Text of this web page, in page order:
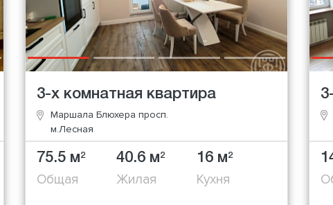
3-х комнатная квартира
Маршала Блюхера просп.
м.Лесная
75.5 м2
Общая
40.6 м2
Жилая
16 м2
Кухня